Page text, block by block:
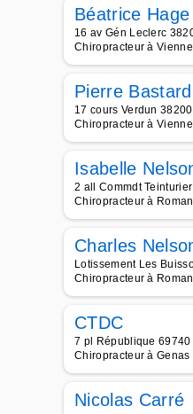
Béatrice Hage
16 av Gén Leclerc
Chiropracteur à Vienne
Pierre Bastard
17 cours Verdun
Chiropracteur à Vienne
Isabelle
2 all Commdt
Chiropracteur à
Charles
Lotissement Les
Chiropracteur à
CTDC
7 pl République
Chiropracteur à Genas
Nicolas Carré